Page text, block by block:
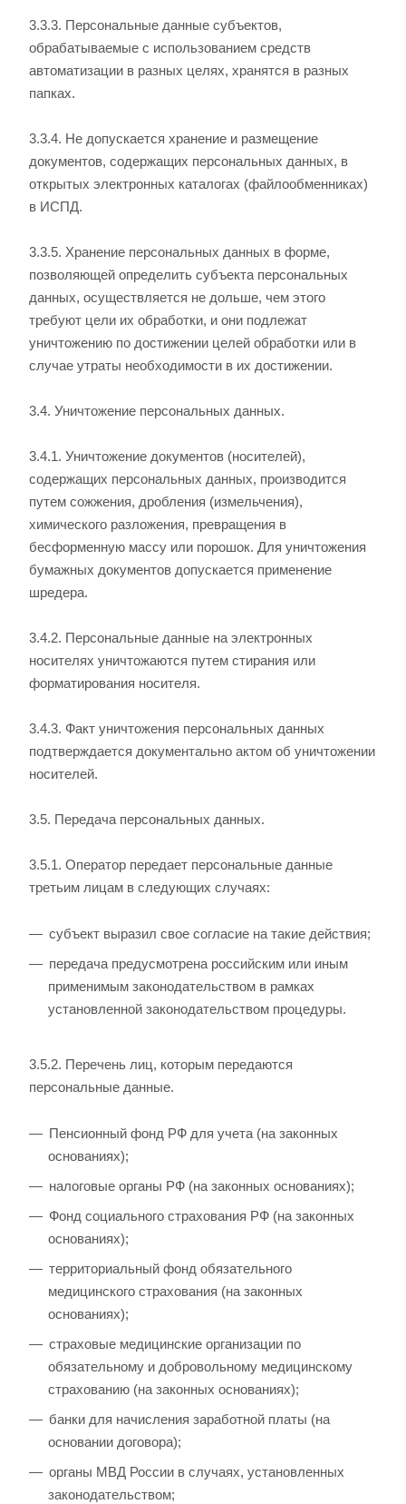
3.3.3. Персональные данные субъектов,
обрабатываемые с использованием средств
автоматизации в разных целях, хранятся в разных
папках.
3.3.4. Не допускается хранение и размещение
документов, содержащих персональных данных, в
открытых электронных каталогах (файлообменниках)
в ИСПД.
3.3.5. Хранение персональных данных в форме,
позволяющей определить субъекта персональных
данных, осуществляется не дольше, чем этого
требуют цели их обработки, и они подлежат
уничтожению по достижении целей обработки или в
случае утраты необходимости в их достижении.
3.4. Уничтожение персональных данных.
3.4.1. Уничтожение документов (носителей),
содержащих персональных данных, производится
путем сожжения, дробления (измельчения),
химического разложения, превращения в
бесформенную массу или порошок. Для уничтожения
бумажных документов допускается применение
шредера.
3.4.2. Персональные данные на электронных
носителях уничтожаются путем стирания или
форматирования носителя.
3.4.3. Факт уничтожения персональных данных
подтверждается документально актом об уничтожении
носителей.
3.5. Передача персональных данных.
3.5.1. Оператор передает персональные данные
третьим лицам в следующих случаях:
субъект выразил свое согласие на такие действия;
передача предусмотрена российским или иным
применимым законодательством в рамках
установленной законодательством процедуры.
3.5.2. Перечень лиц, которым передаются
персональные данные.
Пенсионный фонд РФ для учета (на законных
основаниях);
налоговые органы РФ (на законных основаниях);
Фонд социального страхования РФ (на законных
основаниях);
территориальный фонд обязательного
медицинского страхования (на законных
основаниях);
страховые медицинские организации по
обязательному и добровольному медицинскому
страхованию (на законных основаниях);
банки для начисления заработной платы (на
основании договора);
органы МВД России в случаях, установленных
законодательством;